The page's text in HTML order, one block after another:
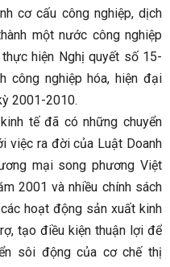
cơ cấu công nghiệp, dịch
một nước công nghiệp
hiện Nghị quyết số 15-
công nghiệp hóa, hiện đại
2001-2010.
tế đã có những chuyển
việc ra đời của Luật Doanh
mại song phương Việt
2001 và nhiều chính sách
hoạt động sản xuất kinh
tạo điều kiện thuận lợi để
sôi động của cơ chế thị